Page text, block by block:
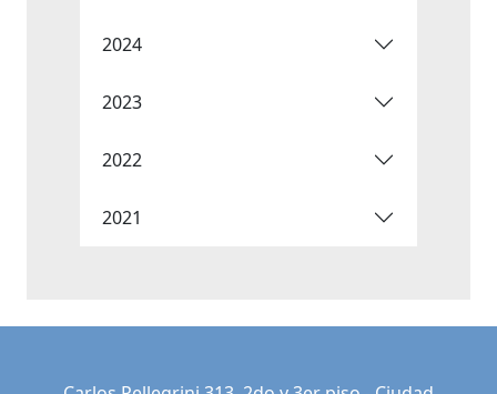
2024
2023
2022
2021